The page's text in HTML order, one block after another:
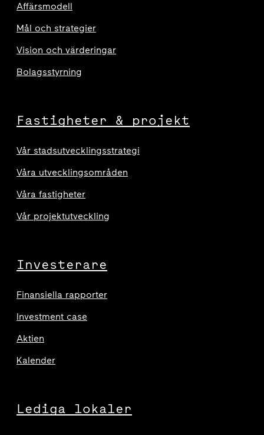
Affärsmodell
Mål och strategier
Vision och värderingar
Bolagsstyrning
Fastigheter & projekt
Vår stadsutvecklingsstrategi
Våra utvecklingsområden
Våra fastigheter
Vår projektutveckling
Investerare
Finansiella rapporter
Investment case
Aktien
Kalender
Lediga lokaler